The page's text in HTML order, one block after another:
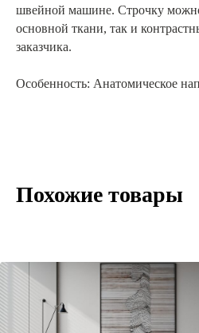
швейной машине. Строчку можно
основной ткани, так и
заказчика.
Особенность: Анатомическое
Похожие товары